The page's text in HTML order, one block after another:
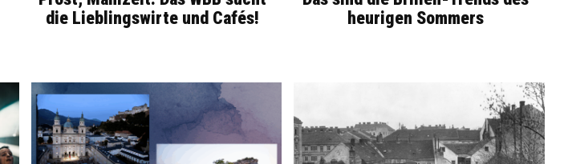
die Lieblingswirte und Cafés!
heurigen Sommers